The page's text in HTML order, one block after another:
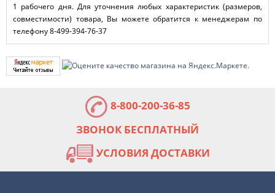
1 рабочего дня. Для уточнения любых характеристик (размеров,
совместимости) товара, Вы можете обратится к менеджерам по
телефону 8-499-394-76-37
8-800-200-36-85
ЗВОНОК БЕСПЛАТНЫЙ
УСЛОВИЯ ДОСТАВКИ